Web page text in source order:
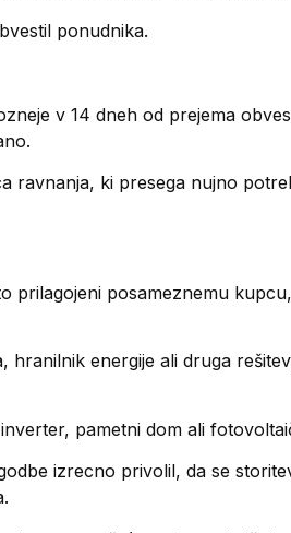
ponudnika.
v 14 dneh od prejema
ravnanja, ki presega nujno
posameznemu
energije ali druga
pametni dom ali
izrecno privolil, da se